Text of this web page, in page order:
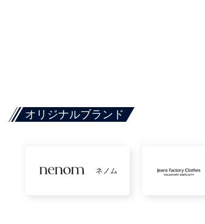
オリジナルブランド
ネノム